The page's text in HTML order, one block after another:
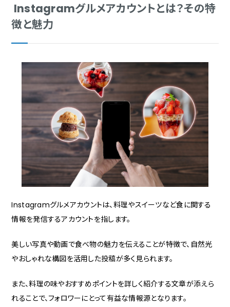
Instagramグルメアカウントとは？その特
徴と魅力
Instagramグルメアカウントは、料理やスイーツなど食に関する
情報を発信するアカウントを指します。
美しい写真や動画で食べ物の魅力を伝えることが特徴で、自然光
やおしゃれな構図を活用した投稿が多く見られます。
また、料理の味やおすすめポイントを詳しく紹介する文章が添えら
れることで、フォロワーにとって有益な情報源となります。